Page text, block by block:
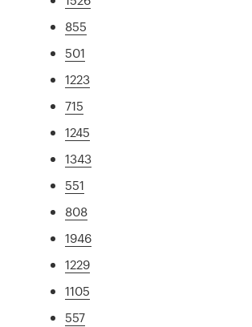
855
501
1223
715
1245
1343
551
808
1946
1229
1105
557